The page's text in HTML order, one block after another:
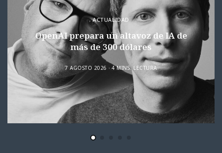
ACTUALIDAD
OpenAI prepara un altavoz de IA de
más de 300 dólares
7 AGOSTO 2026 4 MINS. LECTURA